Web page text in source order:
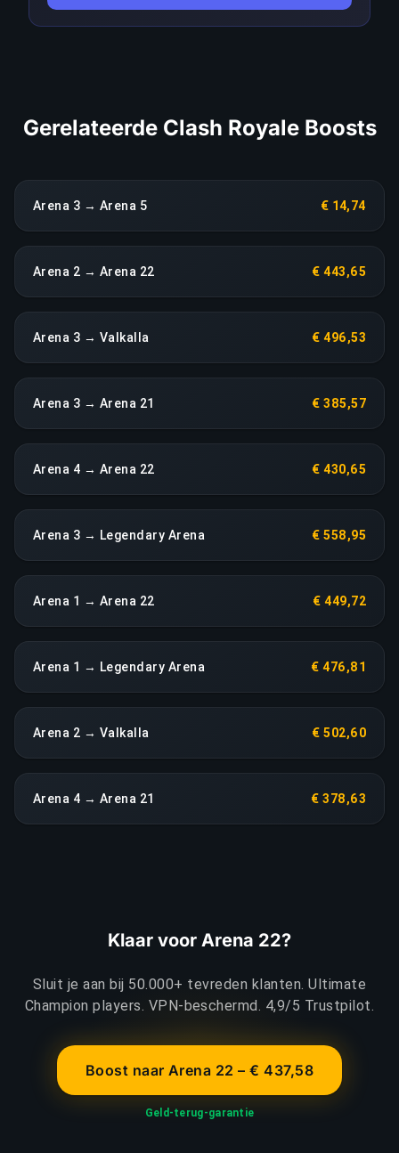
Gerelateerde Clash Royale Boosts
Arena 3 → Arena 5 € 14,74
Arena 2 → Arena 22 € 443,65
Arena 3 → Valkalla € 496,53
Arena 3 → Arena 21 € 385,57
Arena 4 → Arena 22 € 430,65
Arena 3 → Legendary Arena € 558,95
Arena 1 → Arena 22 € 449,72
Arena 1 → Legendary Arena € 476,81
Arena 2 → Valkalla € 502,60
Arena 4 → Arena 21 € 378,63
Klaar voor Arena 22?
Sluit je aan bij 50.000+ tevreden klanten. Ultimate
Champion players. VPN-beschermd. 4,9/5 Trustpilot.
Boost naar Arena 22 – € 437,58
Geld-terug-garantie